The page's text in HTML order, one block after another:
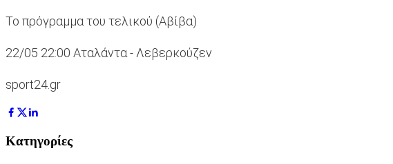
Το πρόγραμμα του τελικού (Αβίβα)
22/05 22:00 Αταλάντα - Λεβερκούζεν
sport24.gr
Κατηγορίες